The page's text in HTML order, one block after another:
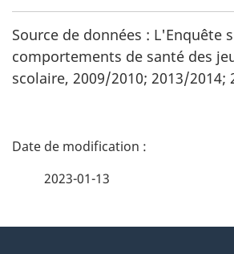
Source de données : L'Enquête
comportements de santé des
scolaire, 2009/2010; 2013/2014;
D
2023-01-13